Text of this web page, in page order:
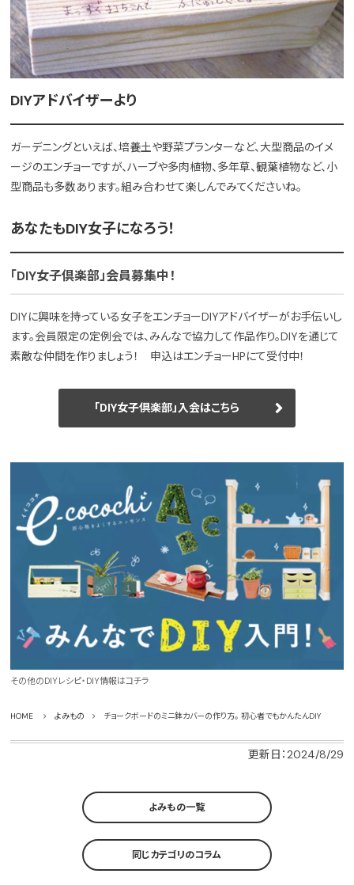
DIYアドバイザーより
ガーデニングといえば、培養土や野菜プランターなど、大型商品のイメ
ージのエンチョーですが、ハーブや多肉植物、多年草、観葉植物など、小
型商品も多数あります。組み合わせて楽しんでみてくださいね。
あなたもDIY女子になろう！
「DIY女子倶楽部」会員募集中！
DIYに興味を持っている女子をエンチョーDIYアドバイザーがお手伝いし
ます。会員限定の定例会では、みんなで協力して作品作り。DIYを通じて
素敵な仲間を作りましょう！ 申込はエンチョーHPにて受付中！
「DIY女子倶楽部」入会はこちら
その他のDIYレシピ・DIY情報はコチラ
HOME よみもの チョークボードのミニ鉢カバーの作り方。 初心者でもかんたんDIY
更新日：2024/8/29
よみもの一覧
同じカテゴリのコラム